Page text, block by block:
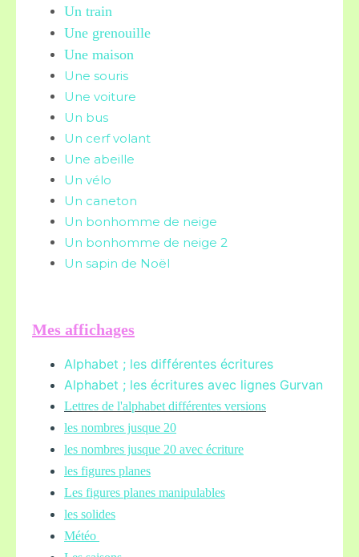
Un train
Une grenouille
Une maison
Une souris
Une voiture
Un bus
Un cerf volant
Une abeille
Un vélo
Un caneton
Un bonhomme de neige
Un bonhomme de neige 2
Un sapin de Noël
Mes affichages
Alphabet ; les différentes écritures
Alphabet ; les écritures avec lignes Gurvan
Lettres de l'alphabet différentes versions
les nombres jusque 20
les nombres jusque 20 avec écriture
les figures planes
Les figures planes manipulables
les solides
Météo